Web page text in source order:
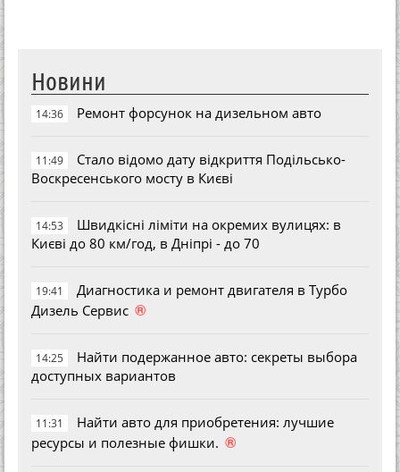
Новини
14:36 Ремонт форсунок на дизельном авто
11:49
Стало відомо дату відкриття Подільсько-
Воскресенського мосту в Києві
14:53
Швидкісні ліміти на окремих вулицях: в
Києві до 80 км/год, в Дніпрі - до 70
19:41
Диагностика и ремонт двигателя в Турбо
Дизель Сервис ®
14:25
Найти подержанное авто: секреты выбора
доступных вариантов
11:31
Найти авто для приобретения: лучшие
ресурсы и полезные фишки. ®